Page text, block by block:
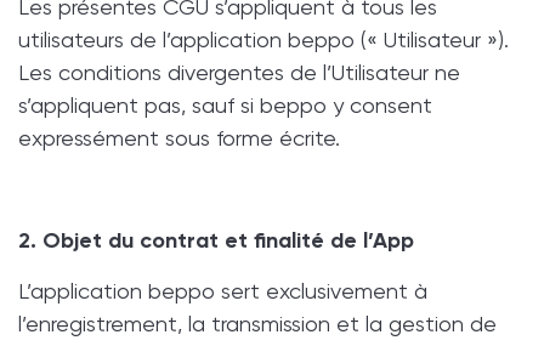
Les présentes CGU s’appliquent à tous les
utilisateurs de l’application beppo (« Utilisateur »).
Les conditions divergentes de l’Utilisateur ne
s’appliquent pas, sauf si beppo y consent
expressément sous forme écrite.
2. Objet du contrat et finalité de l’App
L’application beppo sert exclusivement à
l’enregistrement, la transmission et la gestion de